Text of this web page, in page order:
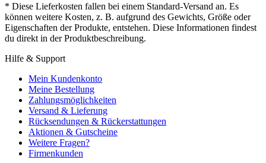
* Diese Lieferkosten fallen bei einem Standard-Versand an. Es
können weitere Kosten, z. B. aufgrund des Gewichts, Größe oder
Eigenschaften der Produkte, entstehen. Diese Informationen findest
du direkt in der Produktbeschreibung.
Hilfe & Support
Mein Kundenkonto
Meine Bestellung
Zahlungsmöglichkeiten
Versand & Lieferung
Rücksendungen & Rückerstattungen
Aktionen & Gutscheine
Weitere Fragen?
Firmenkunden